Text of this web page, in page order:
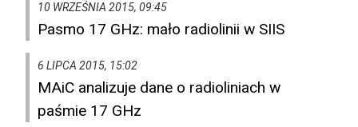
10 WRZEŚNIA 2015, 09:45
Pasmo 17 GHz: mało radiolinii w SIIS
6 LIPCA 2015, 15:02
MAiC analizuje dane o radioliniach w
paśmie 17 GHz